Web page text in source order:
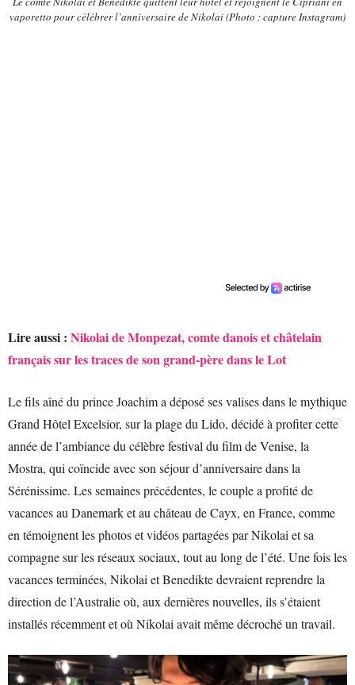
vaporetto pour célébrer l’anniversaire de Nikolai (Photo : capture Instagram)
Lire aussi : Nikolai de Monpezat, comte danois et châtelain
français sur les traces de son grand-père dans le Lot
Le fils aîné du prince Joachim a déposé ses valises dans le mythique
Grand Hôtel Excelsior, sur la plage du Lido, décidé à profiter cette
année de l’ambiance du célèbre festival du film de Venise, la
Mostra, qui coïncide avec son séjour d’anniversaire dans la
Sérénissime. Les semaines précédentes, le couple a profité de
vacances au Danemark et au château de Cayx, en France, comme
en témoignent les photos et vidéos partagées par Nikolai et sa
compagne sur les réseaux sociaux, tout au long de l’été. Une fois les
vacances terminées, Nikolai et Benedikte devraient reprendre la
direction de l’Australie où, aux dernières nouvelles, ils s’étaient
installés récemment et où Nikolai avait même décroché un travail.